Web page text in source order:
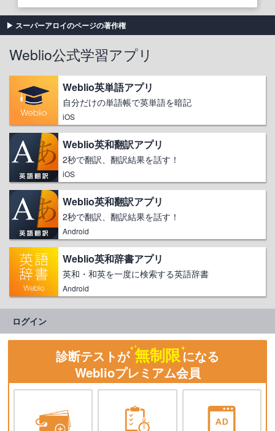
スーパーアロイのページの著作権
Weblio公式学習アプリ
Weblio英単語アプリ
自分だけの単語帳で英単語を暗記
iOS
Weblio英和翻訳アプリ
2秒で翻訳、翻訳結果を話す！
iOS
Weblio英和翻訳アプリ
2秒で翻訳、翻訳結果を話す！
Android
Weblio英和辞書アプリ
英和・和英を一度に検索する英語辞書
Android
ログイン
診断テストが 無制限になる
Weblioプレミアム会員